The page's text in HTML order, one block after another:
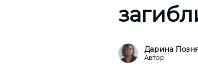
Дарина
Автор